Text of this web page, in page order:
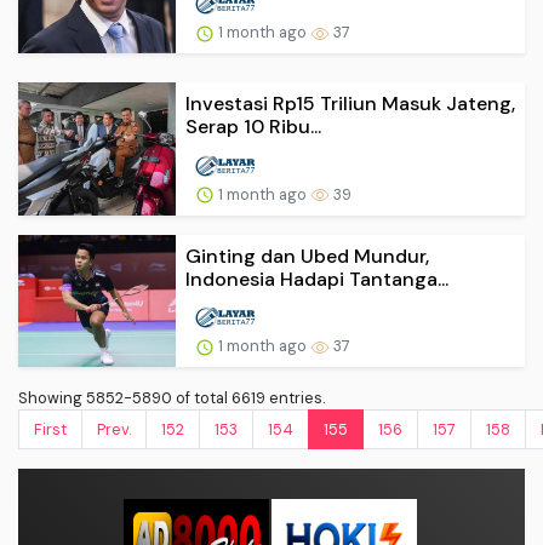
1 month ago 37
Investasi Rp15 Triliun Masuk Jateng,
Serap 10 Ribu...
1 month ago 39
Ginting dan Ubed Mundur,
Indonesia Hadapi Tantanga...
1 month ago 37
Showing 5852-5890 of total 6619 entries.
First
Prev. 152 153 154 155 156 157 158